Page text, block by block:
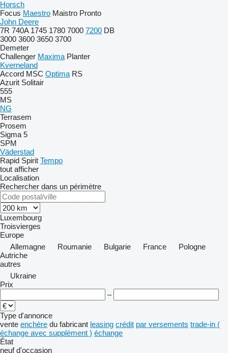
Horsch
Focus Maestro Maistro Pronto
John Deere
7R 740A 1745 1780 7000 7200 DB
3000 3600 3650 3700
Demeter
Challenger Maxima Planter
Kverneland
Accord MSC Optima RS
Azurit Solitair
555
MS
NG
Terrasem
Prosem
Sigma 5
SPM
Väderstad
Rapid Spirit Tempo
tout afficher
Localisation
Rechercher dans un périmètre
Luxembourg
Troisvierges
Europe
Allemagne
Roumanie Bulgarie France
Pologne
Autriche
autres
Ukraine
Prix
–
Type d'annonce
vente enchère du fabricant leasing crédit par versements trade-in (
échange avec supplément ) échange
État
neuf d'occasion